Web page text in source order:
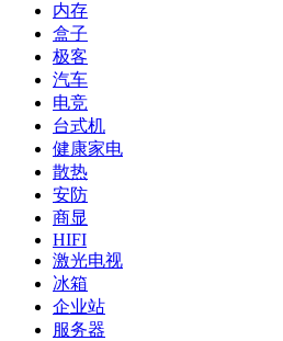
内存
盒子
极客
汽车
电竞
台式机
健康家电
散热
安防
商显
HIFI
激光电视
冰箱
企业站
服务器